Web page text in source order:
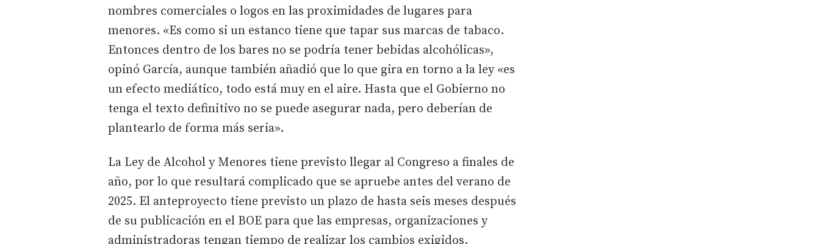
nombres comerciales o logos en las proximidades de lugares para
menores. «Es como si un estanco tiene que tapar sus marcas de tabaco.
Entonces dentro de los bares no se podría tener bebidas alcohólicas»,
opinó García, aunque también añadió que lo que gira en torno a la ley «es
un efecto mediático, todo está muy en el aire. Hasta que el Gobierno no
tenga el texto definitivo no se puede asegurar nada, pero deberían de
plantearlo de forma más seria».
La Ley de Alcohol y Menores tiene previsto llegar al Congreso a finales de
año, por lo que resultará complicado que se apruebe antes del verano de
2025. El anteproyecto tiene previsto un plazo de hasta seis meses después
de su publicación en el BOE para que las empresas, organizaciones y
administradoras tengan tiempo de realizar los cambios exigidos.